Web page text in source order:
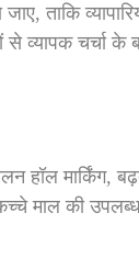
ताकि
व्यापक चर्चा के
हॉल मार्किंग,
माल की